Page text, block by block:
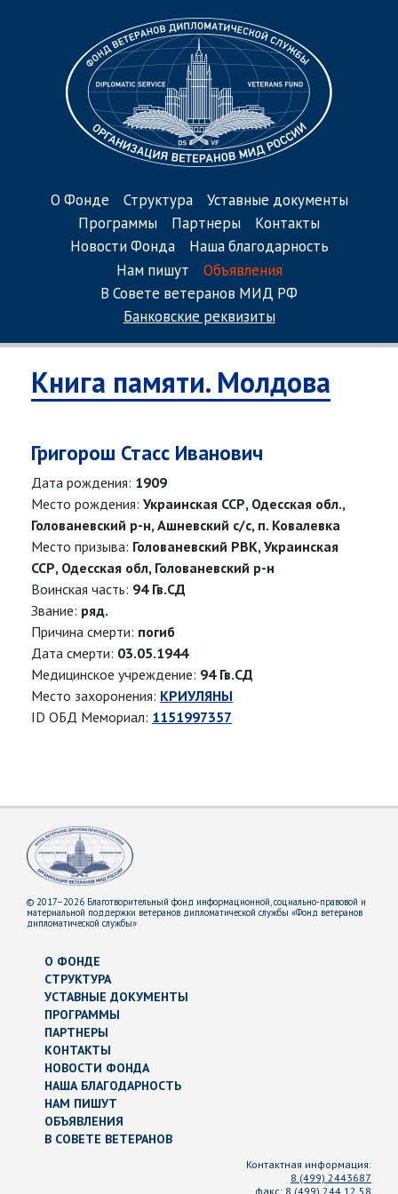
О Фонде Структура
Уставные документы
Программы
Партнеры
Контакты
Новости Фонда
Наша благодарность
Нам пишут
Объявления
В Совете ветеранов МИД РФ
Банковские реквизиты
Книга памяти. Молдова
Григорош Стасс Иванович
Дата рождения: 1909
Место рождения: Украинская ССР, Одесская обл.,
Голованевский р-н, Ашневский с/с, п. Ковалевка
Место призыва: Голованевский РВК, Украинская
ССР, Одесская обл, Голованевский р-н
Воинская часть: 94 Гв.СД
Звание: ряд.
Причина смерти: погиб
Дата смерти: 03.05.1944
Медицинское учреждение: 94 Гв.СД
Место захоронения: КРИУЛЯНЫ
ID ОБД Мемориал: 1151997357
© 2017–2026 Благотворительный фонд информационной, социально-правовой и
материальной поддержки ветеранов дипломатической службы «Фонд ветеранов
дипломатической службы»
О ФОНДЕ
СТРУКТУРА
УСТАВНЫЕ ДОКУМЕНТЫ
ПРОГРАММЫ
ПАРТНЕРЫ
КОНТАКТЫ
НОВОСТИ ФОНДА
НАША БЛАГОДАРНОСТЬ
НАМ ПИШУТ
ОБЪЯВЛЕНИЯ
В СОВЕТЕ ВЕТЕРАНОВ
Контактная информация:
8 (499) 2443687
факс: 8 (499) 244 12 58